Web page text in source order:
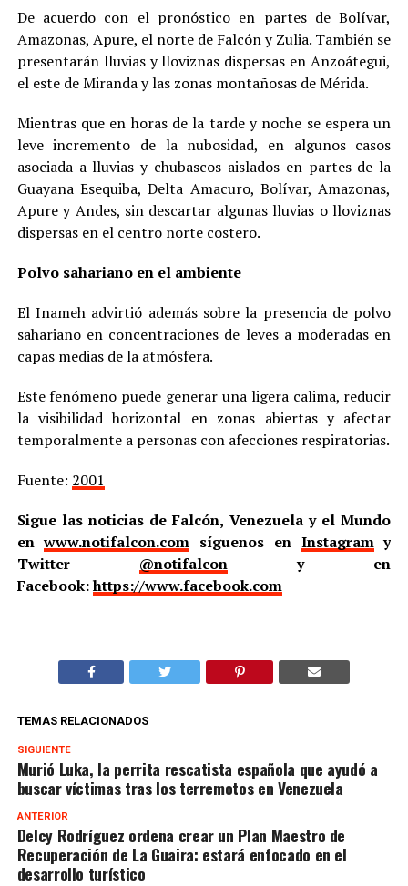
De acuerdo con el pronóstico en partes de Bolívar,
Amazonas, Apure, el norte de Falcón y Zulia. También se
presentarán lluvias y lloviznas dispersas en Anzoátegui,
el este de Miranda y las zonas montañosas de Mérida.
Mientras que en horas de la tarde y noche se espera un
leve incremento de la nubosidad, en algunos casos
asociada a lluvias y chubascos aislados en partes de la
Guayana Esequiba, Delta Amacuro, Bolívar, Amazonas,
Apure y Andes, sin descartar algunas lluvias o lloviznas
dispersas en el centro norte costero.
Polvo sahariano en el ambiente
El Inameh advirtió además sobre la presencia de polvo
sahariano en concentraciones de leves a moderadas en
capas medias de la atmósfera.
Este fenómeno puede generar una ligera calima, reducir
la visibilidad horizontal en zonas abiertas y afectar
temporalmente a personas con afecciones respiratorias.
Fuente: 2001
Sigue las noticias de Falcón, Venezuela y el Mundo
enwww.notifalcon.com síguenos en Instagramy
Twitter @notifalcony en
Facebook:https://www.facebook.com
TEMAS RELACIONADOS
SIGUIENTE
Murió Luka, la perrita rescatista española que ayudó a
buscar víctimas tras los terremotos en Venezuela
ANTERIOR
Delcy Rodríguez ordena crear un Plan Maestro de
Recuperación de La Guaira: estará enfocado en el
desarrollo turístico